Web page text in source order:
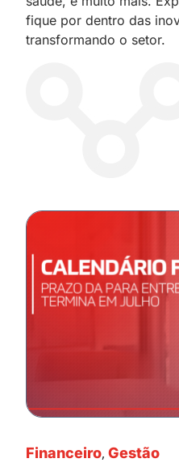
fique por dentro das
transformando o setor.
Financeiro, Gestão